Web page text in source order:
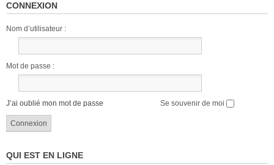
CONNEXION
Nom d’utilisateur :
Mot de passe :
J’ai oublié mon mot de passe Se souvenir de moi
QUI EST EN LIGNE